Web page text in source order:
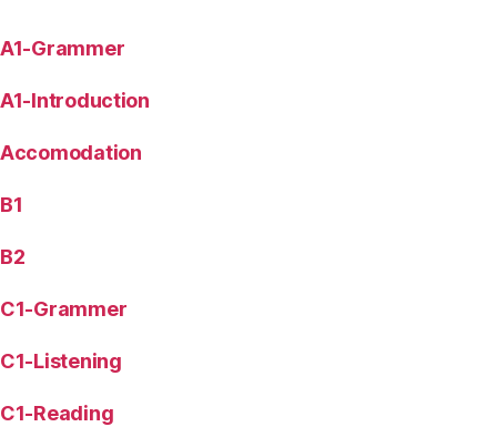
A1-Grammer
A1-Introduction
Accomodation
B1
B2
C1-Grammer
C1-Listening
C1-Reading